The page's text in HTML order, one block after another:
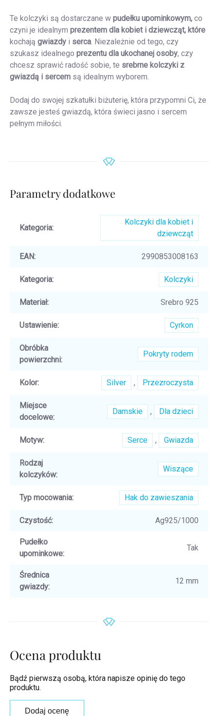
Te kolczyki są dostarczane w pudełku upominkowym, co
czyni je idealnym prezentem dla kobiet i dziewcząt, które
kochają gwiazdy i serca. Niezależnie od tego, czy
szukasz idealnego prezentu dla ukochanej osoby, czy
chcesz sprawić radość sobie, te srebrne kolczyki z
gwiazdą i sercem są idealnym wyborem.
Dodaj do swojej szkatułki biżuterię, która przypomni Ci, że
zawsze jesteś gwiazdą, która świeci jasno i sercem
pełnym miłości.
Parametry dodatkowe
Kategoria:
Kolczyki dla kobiet i
dziewcząt
EAN: 2990853008163
Kategoria: Kolczyki
Materiał: Srebro 925
Ustawienie: Cyrkon
Obróbka
powierzchni:
Pokryty rodem
Kolor: Silver , Przezroczysta
Miejsce
docelowe:
Damskie , Dla dzieci
Motyw: Serce , Gwiazda
Rodzaj
kolczyków:
Wiszące
Typ mocowania: Hak do zawieszania
Czystość: Ag925/1000
Pudełko
upominkowe:
Tak
Średnica
gwiazdy:
12 mm
Ocena produktu
Bądź pierwszą osobą, która napisze opinię do tego
produktu.
Dodaj ocenę